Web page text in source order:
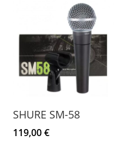
SHURE SM-58
119,00€